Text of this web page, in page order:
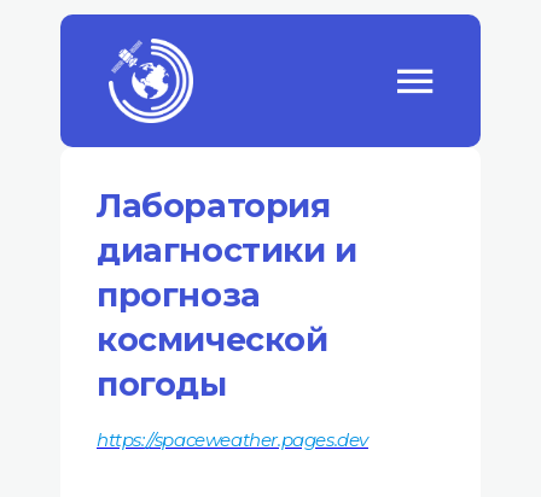
Лаборатория
диагностики и
прогноза
космической
погоды
https://spaceweather.pages.dev